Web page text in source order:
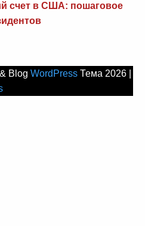
счет в США: пошаговое
Blog WordPress Тема 2026 |